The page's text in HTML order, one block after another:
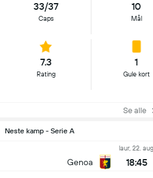
33/37
Caps
10
Mål
7.3
Rating
1
Gule kort
Se alle
Neste kamp - Serie A
Genoa
laur, 22. aug.
18:45